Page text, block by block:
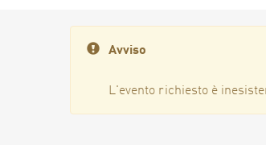
Avviso
L'evento richiesto è